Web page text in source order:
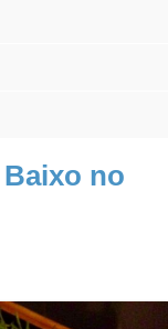
no